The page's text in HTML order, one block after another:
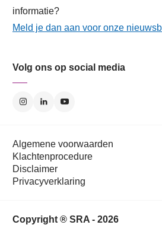
informatie?
Meld je dan aan voor onze
Volg ons op social media
Algemene voorwaarden
Klachtenprocedure
Disclaimer
Privacyverklaring
Copyright ® SRA - 2026